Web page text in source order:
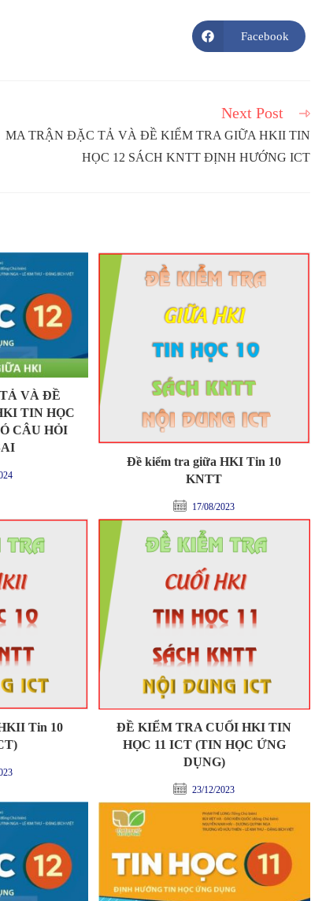
Opens
in
Facebook
Next Post
MA TRẬN ĐẶC TẢ VÀ ĐỀ KIỂM TRA GIỮA HKII TIN
HỌC 12 SÁCH KNTT ĐỊNH HƯỚNG ICT
VÀ ĐỀ
TIN HỌC
CÂU HỎI
Đề kiểm tra giữa HKI Tin 10
KNTT
17/08/2023
Tin 10
ĐỀ KIỂM TRA CUỐI HKI TIN
HỌC 11 ICT (TIN HỌC ỨNG
DỤNG)
23/12/2023